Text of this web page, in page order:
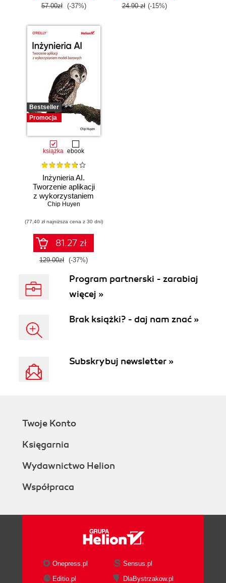
57.00zł (-37%) 24.90 zł (-15%)
Bestseller
Promocja
książka ebook
Inżynieria AI.
Tworzenie aplikacji
z wykorzystaniem
modeli bazowych
Chip Huyen
(77,40 zł najniższa cena z 30 dni)
81.27 zł
129.00zł (-37%)
Program partnerski - zarabiaj
więcej »
Brak książki? - daj nam znać »
Subskrybuj newsletter »
Twoje Konto
Księgarnia
Wydawnictwo Helion
Współpraca
Onepress.pl
Sensus.pl
Editio.pl
DlaBystrzakow.pl